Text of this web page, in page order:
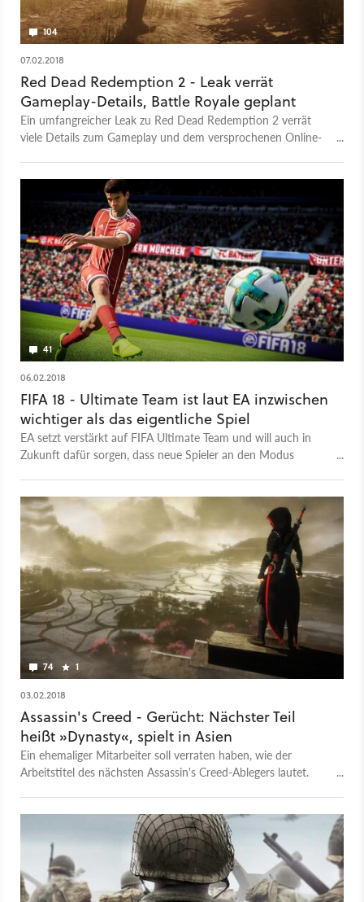
104
07.02.2018
Red Dead Redemption 2 - Leak verrät
Gameplay-Details, Battle Royale geplant
Ein umfangreicher Leak zu Red Dead Redemption 2 verrät
viele Details zum Gameplay und dem versprochenen Online-
41
06.02.2018
FIFA 18 - Ultimate Team ist laut EA inzwischen
wichtiger als das eigentliche Spiel
EA setzt verstärkt auf FIFA Ultimate Team und will auch in
Zukunft dafür sorgen, dass neue Spieler an den Modus
74 1
03.02.2018
Assassin's Creed - Gerücht: Nächster Teil
heißt »Dynasty«, spielt in Asien
Ein ehemaliger Mitarbeiter soll verraten haben, wie der
Arbeitstitel des nächsten Assassin's Creed-Ablegers lautet.